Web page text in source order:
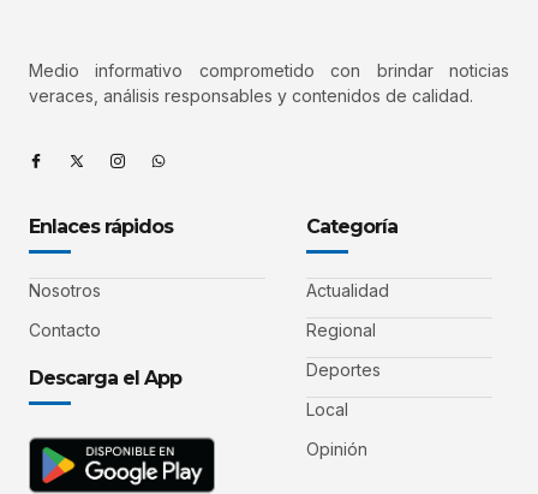
Medio informativo comprometido con brindar noticias
veraces, análisis responsables y contenidos de calidad.
Enlaces rápidos
Nosotros
Contacto
Descarga el App
Categoría
Actualidad
Regional
Deportes
Local
Opinión